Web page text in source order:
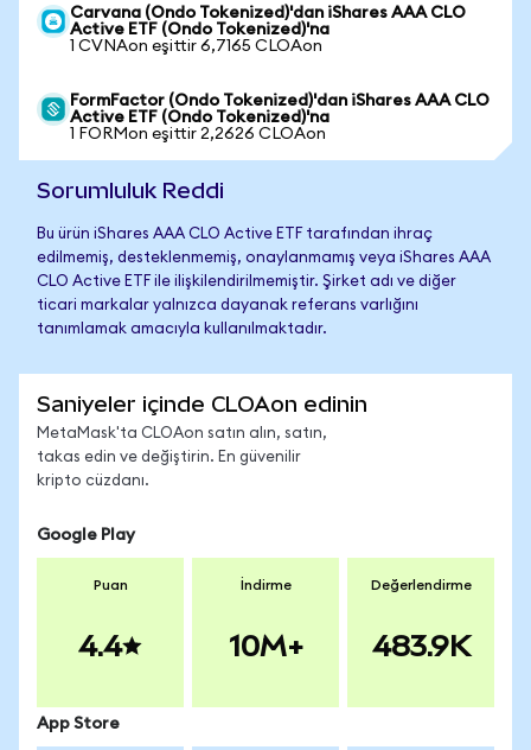
Carvana (Ondo Tokenized)'dan iShares AAA CLO
Active ETF (Ondo Tokenized)'na
1 CVNAon eşittir 6,7165 CLOAon
FormFactor (Ondo Tokenized)'dan iShares AAA CLO
Active ETF (Ondo Tokenized)'na
1 FORMon eşittir 2,2626 CLOAon
Sorumluluk Reddi
Bu ürün iShares AAA CLO Active ETF tarafından ihraç
edilmemiş, desteklenmemiş, onaylanmamış veya iShares AAA
CLO Active ETF ile ilişkilendirilmemiştir. Şirket adı ve diğer
ticari markalar yalnızca dayanak referans varlığını
tanımlamak amacıyla kullanılmaktadır.
Saniyeler içinde CLOAon edinin
MetaMask'ta CLOAon satın alın, satın,
takas edin ve değiştirin. En güvenilir
kripto cüzdanı.
Google Play
Puan
4.4
İndirme
10M+
Değerlendirme
483.9K
App Store